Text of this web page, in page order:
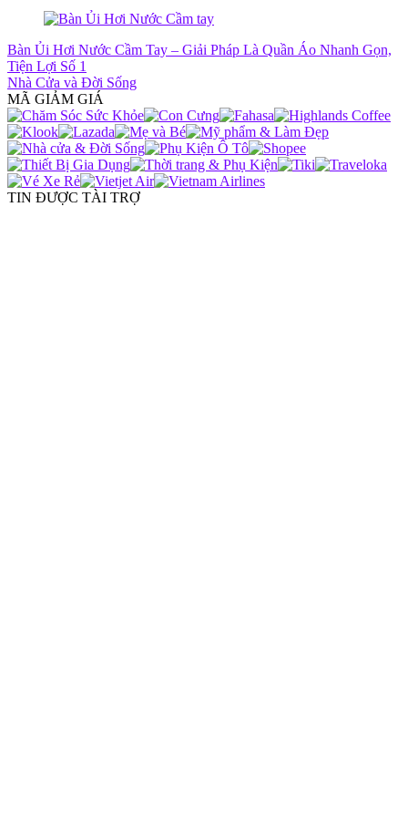
Bàn Ủi Hơi Nước Cầm Tay – Giải Pháp Là Quần Áo Nhanh Gọn,
Tiện Lợi Số 1
Nhà Cửa và Đời Sống
MÃ GIẢM GIÁ
TIN ĐƯỢC TÀI TRỢ